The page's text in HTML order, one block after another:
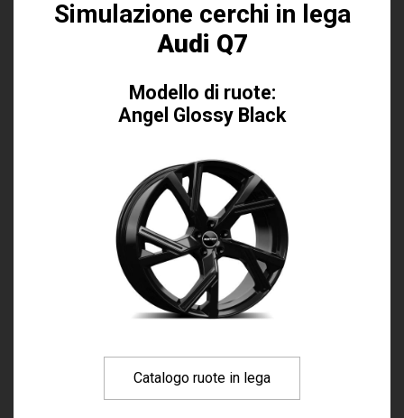
Simulazione cerchi in lega
Audi Q7
Modello di ruote:
Angel Glossy Black
Catalogo ruote in lega